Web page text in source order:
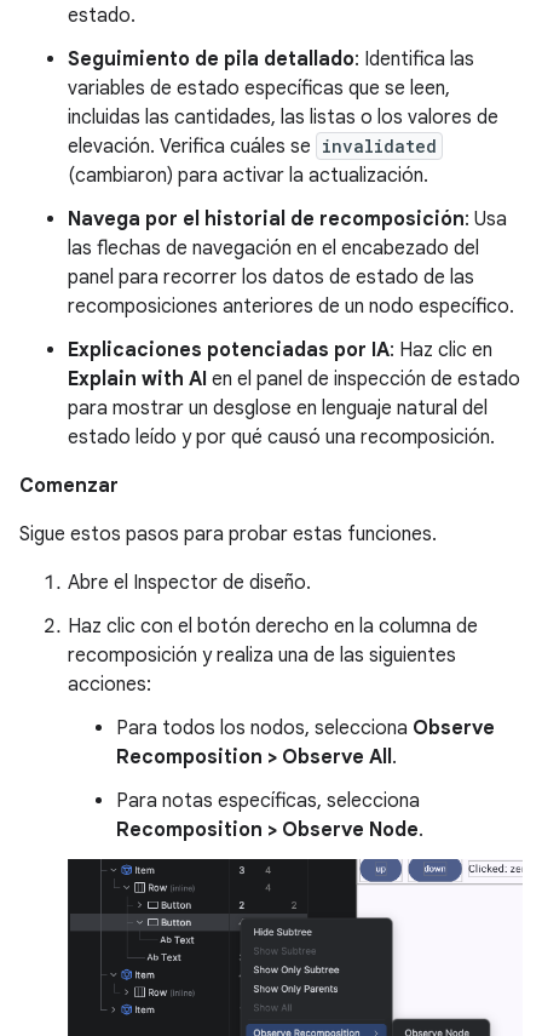
estado.
Seguimiento de pila detallado: Identifica las
variables de estado específicas que se leen,
incluidas las cantidades, las listas o los valores de
elevación. Verifica cuáles se invalidated
(cambiaron) para activar la actualización.
Navega por el historial de recomposición: Usa
las flechas de navegación en el encabezado del
panel para recorrer los datos de estado de las
recomposiciones anteriores de un nodo específico.
Explicaciones potenciadas por IA: Haz clic en
Explain with AI en el panel de inspección de estado
para mostrar un desglose en lenguaje natural del
estado leído y por qué causó una recomposición.
Comenzar
Sigue estos pasos para probar estas funciones.
Abre el Inspector de diseño.
Haz clic con el botón derecho en la columna de
recomposición y realiza una de las siguientes
acciones:
Para todos los nodos, selecciona Observe
Recomposition > Observe All .
Para notas específicas, selecciona
Recomposition > Observe Node.